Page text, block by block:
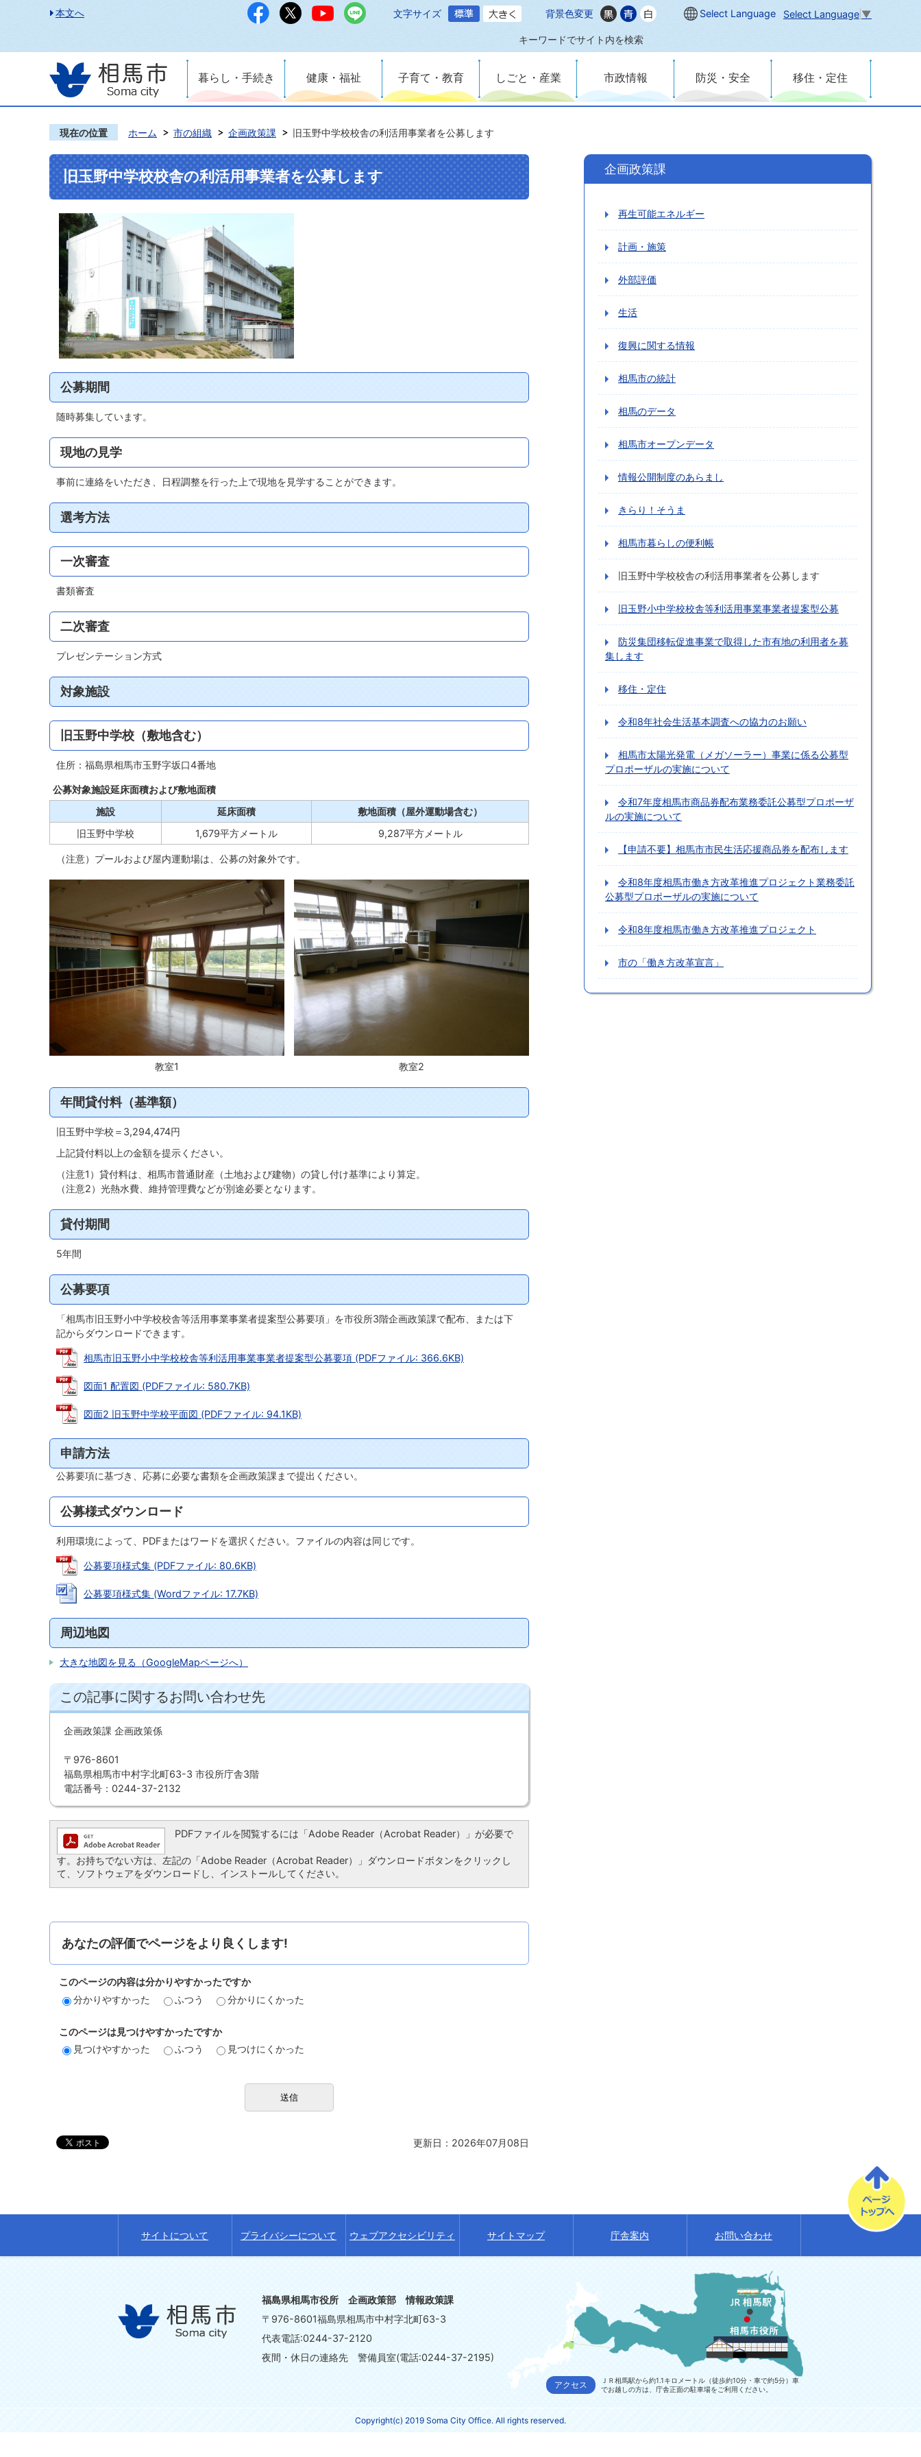
本文へ 文字サイズ 背景色変更 Select Language Select Language ▼
キーワードでサイト内を検索
暮らし・手続き 健康・福祉 子育て・教育 しごと・産業 市政情報 防災・安全 移住・定住
現在の位置 ホーム 市の組織 企画政策課 旧玉野中学校校舎の利活用事業者を公募します
旧玉野中学校校舎の利活用事業者を公募します
公募期間
随時募集しています。
現地の見学
事前に連絡をいただき、日程調整を行った上で現地を見学することができます。
選考方法
一次審査
書類審査
二次審査
プレゼンテーション方式
対象施設
旧玉野中学校（敷地含む）
住所：福島県相馬市玉野字坂口4番地
公募対象施設延床面積および敷地面積
施設
延床面積
敷地面積（屋外運動場含む）
旧玉野中学校
1,679平方メートル 9,287平方メートル
（注意）プールおよび屋内運動場は、公募の対象外です。
教室1 教室2
年間貸付料（基準額）
旧玉野中学校＝3,294,474円
上記貸付料以上の金額を提示ください。
（注意1）貸付料は、相馬市普通財産（土地および建物）の貸し付け基準により算定。
（注意2）光熱水費、維持管理費などが別途必要となります。
貸付期間
5年間
公募要項
「相馬市旧玉野小中学校校舎等活用事業事業者提案型公募要項」を市役所3階企画政策課で配布、または下
記からダウンロードできます。
相馬市旧玉野小中学校校舎等利活用事業事業者提案型公募要項 (PDFファイル: 366.6KB)
図面1 配置図 (PDFファイル: 580.7KB)
図面2 旧玉野中学校平面図 (PDFファイル: 94.1KB)
申請方法
公募要項に基づき、応募に必要な書類を企画政策課まで提出ください。
公募様式ダウンロード
利用環境によって、PDFまたはワードを選択ください。ファイルの内容は同じです。
公募要項様式集 (PDFファイル: 80.6KB)
公募要項様式集 (Wordファイル: 17.7KB)
周辺地図
大きな地図を見る（GoogleMapページへ）
この記事に関するお問い合わせ先
企画政策課 企画政策係
〒976-8601
福島県相馬市中村字北町63-3 市役所庁舎3階
電話番号：0244-37-2132
PDFファイルを閲覧するには「Adobe Reader（Acrobat Reader）」が必要で
す。お持ちでない方は、左記の「Adobe Reader（Acrobat Reader）」ダウンロードボタンをクリックし
て、ソフトウェアをダウンロードし、インストールしてください。
あなたの評価でページをより良くします!
このページの内容は分かりやすかったですか
分かりやすかった
ふつう 分かりにくかった
このページは見つけやすかったですか
見つけやすかった
ふつう 見つけにくかった
更新日：2026年07月08日
企画政策課
再生可能エネルギー
計画・施策
外部評価
生活
復興に関する情報
相馬市の統計
相馬のデータ
相馬市オープンデータ
情報公開制度のあらまし
きらり！そうま
相馬市暮らしの便利帳
旧玉野中学校校舎の利活用事業者を公募します
旧玉野小中学校校舎等利活用事業事業者提案型公募
防災集団移転促進事業で取得した市有地の利用者を募
集します
移住・定住
令和8年社会生活基本調査への協力のお願い
相馬市太陽光発電（メガソーラー）事業に係る公募型
プロポーザルの実施について
令和7年度相馬市商品券配布業務委託公募型プロポーザ
ルの実施について
【申請不要】相馬市市民生活応援商品券を配布します
令和8年度相馬市働き方改革推進プロジェクト業務委託
公募型プロポーザルの実施について
令和8年度相馬市働き方改革推進プロジェクト
市の「働き方改革宣言」
サイトについて プライバシーについて ウェブアクセシビリティ サイトマップ 庁舎案内 お問い合わせ
福島県相馬市役所 企画政策部 情報政策課
〒976-8601福島県相馬市中村字北町63-3
代表電話:0244-37-2120
夜間・休日の連絡先 警備員室(電話:0244-37-2195)
アクセス
ＪＲ相馬駅から約1.1キロメートル（徒歩約10分・車で約5分）車
でお越しの方は、庁舎正面の駐車場をご利用ください。
Copyright(c) 2019 Soma City Office. All rights reserved.